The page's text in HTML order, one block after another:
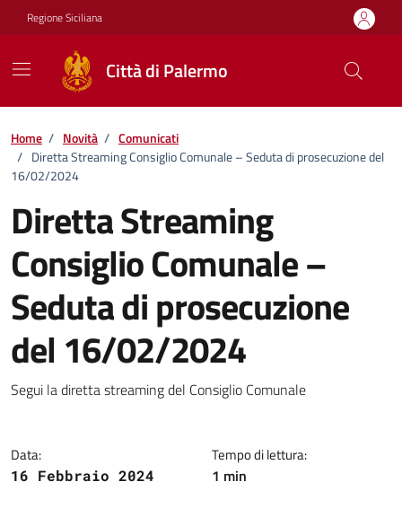
Vai ai contenuti
Vai al footer
Regione Siciliana
Città di Palermo
Home / Novità / Comunicati
/ Diretta Streaming Consiglio Comunale – Seduta di prosecuzione del
16/02/2024
Diretta Streaming
Consiglio Comunale –
Seduta di prosecuzione
del 16/02/2024
Dettagli della notizia
Segui la diretta streaming del Consiglio Comunale
Data:
16 Febbraio 2024
Tempo di lettura:
1 min